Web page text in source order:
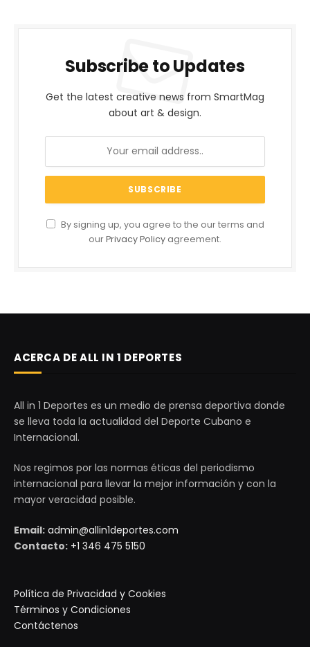
Subscribe to Updates
Get the latest creative news from SmartMag
about art & design.
By signing up, you agree to the our terms and
ourPrivacy Policy agreement.
ACERCA DE ALL IN 1 DEPORTES
All in 1 Deportes es un medio de prensa deportiva donde
se lleva toda la actualidad del Deporte Cubano e
Internacional.
Nos regimos por las normas éticas del periodismo
internacional para llevar la mejor información y con la
mayor veracidad posible.
Email: admin@allin1deportes.com
Contacto: +1 346 475 5150
Política de Privacidad y Cookies
Términos y Condiciones
Contáctenos